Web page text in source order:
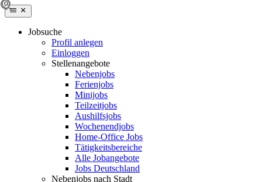
Jobsuche
Profil anlegen
Einloggen
Stellenangebote
Nebenjobs
Ferienjobs
Minijobs
Teilzeitjobs
Aushilfsjobs
Wochenendjobs
Home-Office Jobs
Tätigkeitsbereiche
Alle Jobangebote
Jobs Deutschland
Nebenjobs nach Stadt